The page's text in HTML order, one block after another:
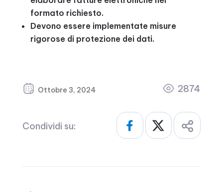
formato richiesto.
Devono essere implementate misure
rigorose di protezione dei dati.
Ottobre 3, 2024 2874
Condividi su: